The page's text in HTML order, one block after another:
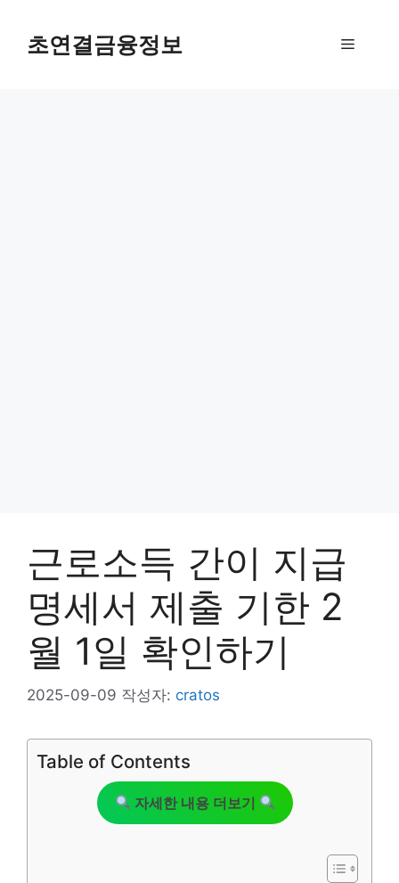
초연결금융정보 메
근로소득 간이 지급
명세서 제출 기한 2
월 1일 확인하기
2025-09-09 작성자: cratos
Table of Contents
자세한 내용 더보기